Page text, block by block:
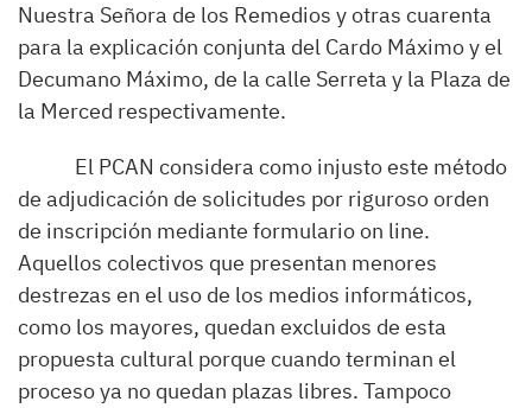
Nuestra Señora de los Remedios y otras cuarenta
para la explicación conjunta del Cardo Máximo y el
Decumano Máximo, de la calle Serreta y la Plaza de
la Merced respectivamente.
El PCAN considera como injusto este método
de adjudicación de solicitudes por riguroso orden
de inscripción mediante formulario on line.
Aquellos colectivos que presentan menores
destrezas en el uso de los medios informáticos,
como los mayores, quedan excluidos de esta
propuesta cultural porque cuando terminan el
proceso ya no quedan plazas libres. Tampoco